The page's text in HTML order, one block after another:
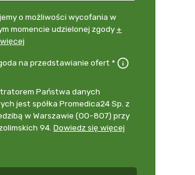
o możliwości wycofania w
momencie udzielonej zgody+
na przedstawianie ofert *
Państwa danych
jest spółka Promedica24 Sp. z
w Warszawie (00-807) przy
94. Dowiedz się więcej